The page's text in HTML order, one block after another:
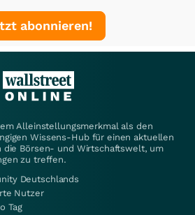
abonnieren!
Alleinstellungsmerkmal als den
Wissens-Hub für einen aktuellen
die Börsen- und Wirtschaftswelt, um
zu treffen.
Deutschlands
Nutzer
Tag